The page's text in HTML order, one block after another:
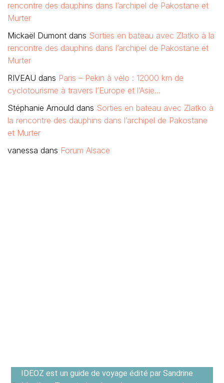
rencontre des dauphins dans l’archipel de Pakostane et
Murter
Mickaël Dumont dans Sorties en bateau avec Zlatko à la
rencontre des dauphins dans l’archipel de Pakostane et
Murter
RIVEAU dans Paris – Pekin à vélo : 12000 km de
cyclotourisme à travers l’Europe et l’Asie…
Stéphanie Arnould dans Sorties en bateau avec Zlatko à
la rencontre des dauphins dans l’archipel de Pakostane
et Murter
vanessa dans Forum Alsace
IDEOZ est un guide de voyage édité par Sandrine